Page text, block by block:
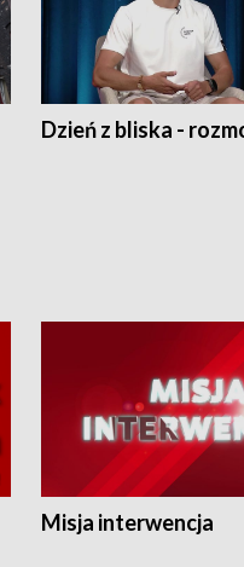
Dzień z bliska -
Misja interwencja